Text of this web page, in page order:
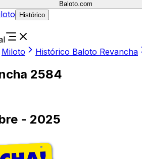
Baloto.com
Histórico
Miloto Histórico Baloto Revancha
2584
- 2025